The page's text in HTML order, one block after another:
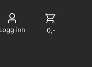
Logg inn 0,-